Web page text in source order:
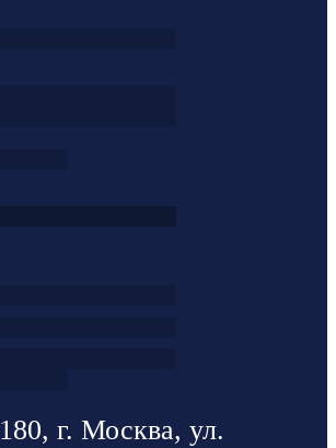
г. Москва, ул.